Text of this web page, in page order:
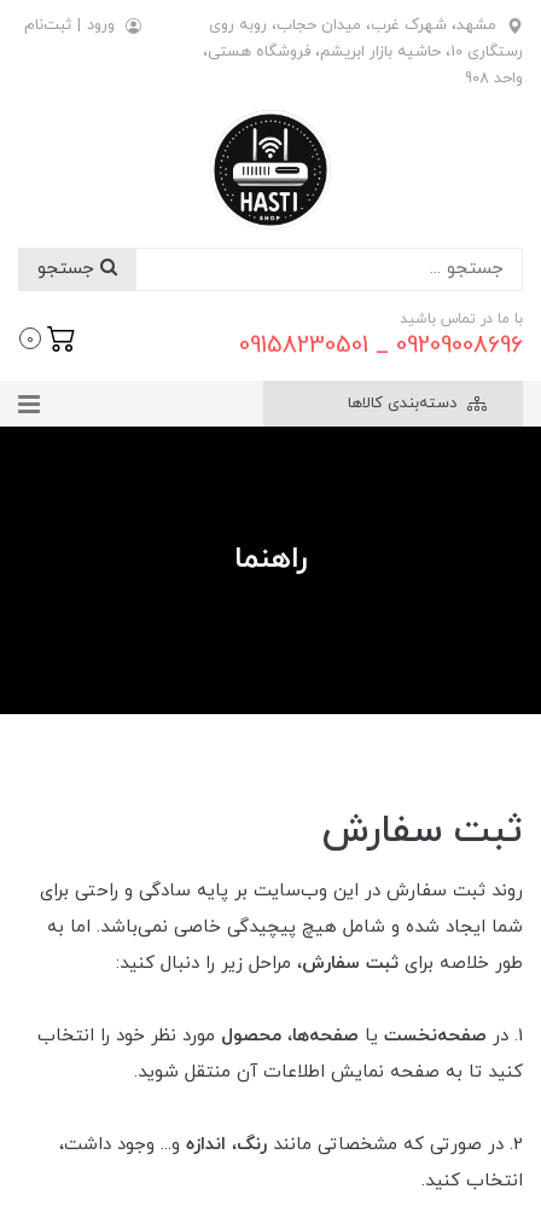
مشهد، شهرک غرب، میدان حجاب، روبه روی
رستگاری 10، حاشیه بازار ابریشم، فروشگاه هستی،
واحد 908
ورود | ثبت‌نام
با ما در تماس باشید
09209008696 _ 09158230501
0
دسته‌بندی کالاها
راهنما
ثبت سفارش
روند ثبت سفارش در این وب‌سایت بر پایه سادگی و راحتی برای
شما ایجاد شده و شامل هیچ پیچیدگی خاصی نمی‌باشد. اما به
طور خلاصه برای ثبت سفارش، مراحل زیر را دنبال کنید:
1. در صفحه‌نخست یا صفحه‌ها، محصول مورد نظر خود را انتخاب
کنید تا به صفحه نمایش اطلاعات آن منتقل شوید.
2. در صورتی که مشخصاتی مانند رنگ، اندازه و... وجود داشت،
انتخاب کنید.